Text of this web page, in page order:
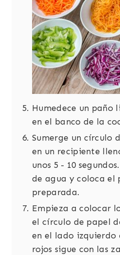
Humedece un paño
en el banco de la
Sumerge un círculo
en un recipiente
unos 5 - 10
de agua y coloca el
preparada.
Empieza a colocar
el círculo de papel
en el lado izquierdo
rojos sigue con las